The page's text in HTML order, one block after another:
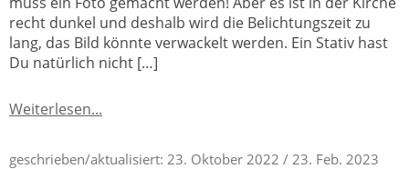
recht dunkel und deshalb wird die Belichtungszeit zu
lang, das Bild könnte verwackelt werden. Ein Stativ hast
Du natürlich nicht […]
Weiterlesen...
geschrieben/aktualisiert: 23. Oktober 2022 / 23. Feb. 2023